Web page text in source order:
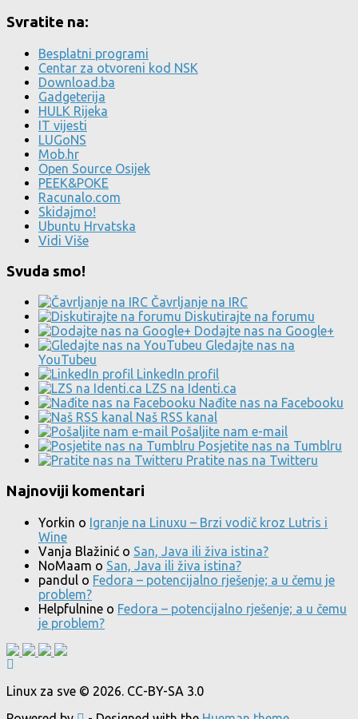
Svratite na:
Besplatni programi
Centar za otvoreni kod NSK
Download.ba
Gadgeterija
HULK Rijeka
IT vijesti
LUGoNS
Mob.hr
Open Source Osijek
PEEK&POKE
Racunalo.com
Skidajmo!
Ubuntu Hrvatska
Vidi Više
Svuda smo!
Čavrljanje na IRC
Diskutirajte na forumu
Dodajte nas na Google+
Gledajte nas na
YouTubeu
LinkedIn profil
LZS na Identi.ca
Nađite nas na Facebooku
Naš RSS kanal
Pošaljite nam e-mail
Posjetite nas na Tumblru
Pratite nas na Twitteru
Najnoviji komentari
Yorkin o Igranje na Linuxu – Brzi vodič kroz Lutris i
Wine
Vanja Blažinić o San, Java ili živa istina?
NoMaam o San, Java ili živa istina?
pandul o Fedora – potencijalno rješenje; a u čemu je
problem?
Helpfulnine o Fedora – potencijalno rješenje; a u čemu
je problem?
Linux za sve © 2026. CC-BY-SA 3.0